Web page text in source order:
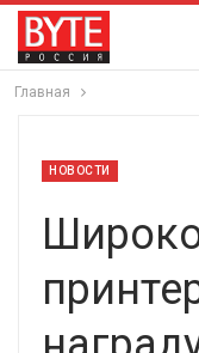
Главная
НОВОСТИ